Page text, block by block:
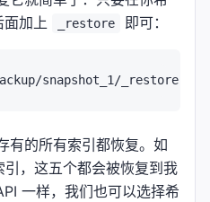
加上
_restore 即可：
有的所有索引都恢复。如
，这五个都会被恢复到我
一样，我们也可以选择希